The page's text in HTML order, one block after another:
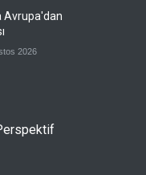
Avrupa'dan
2026
Petro'nun
Espriella'yı